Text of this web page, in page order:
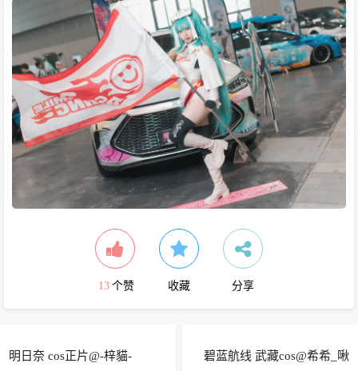
13 个赞 收藏 分享
明日奈 cos正片@-梓貓- 碧蓝航线 武藏cos@希希_啾